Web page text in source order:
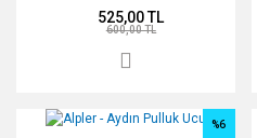
525,00 TL
600,00 TL
%6